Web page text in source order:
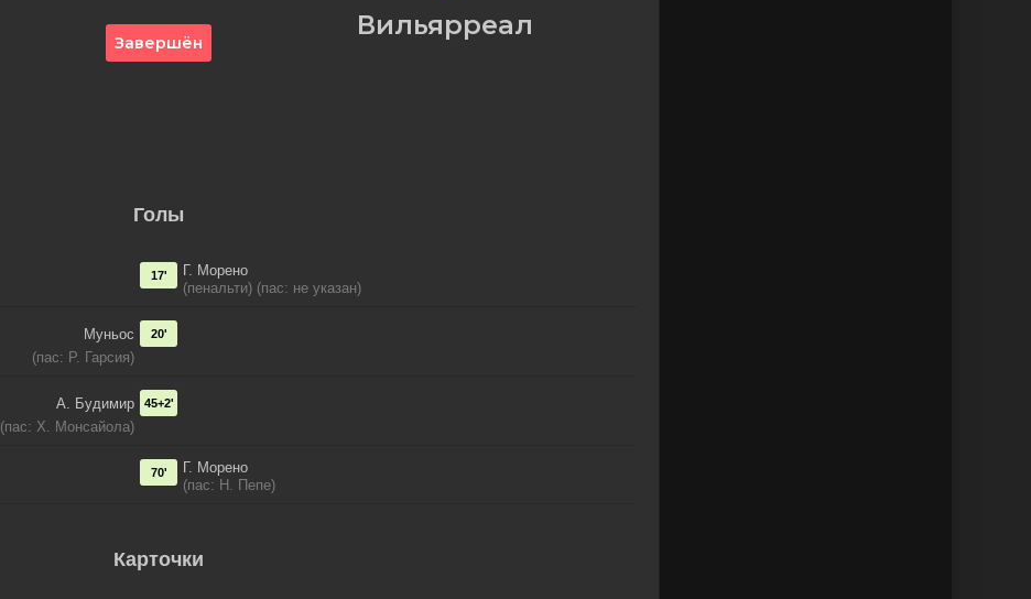
Завершён
Вильярреал
Голы
Г. Морено
(пенальти) (пас: не указан)
17'
Муньос
(пас: Р. Гарсия)
20'
А. Будимир
(пас: Х. Монсайола)
45+2'
Г. Морено
(пас: Н. Пепе)
70'
Карточки